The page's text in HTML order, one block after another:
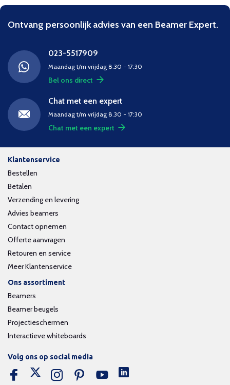
Ontvang persoonlijk advies van een Beamer Expert.
023-5517909
Maandag t/m vrijdag 8.30 - 17:30
Bel ons direct
Chat met een expert
Maandag t/m vrijdag 8.30 - 17:30
Chat met een expert
Klantenservice
Bestellen
Betalen
Verzending en levering
Advies beamers
Contact opnemen
Offerte aanvragen
Retouren en service
Meer Klantenservice
Ons assortiment
Beamers
Beamer beugels
Projectieschermen
Interactieve whiteboards
Volg ons op social media